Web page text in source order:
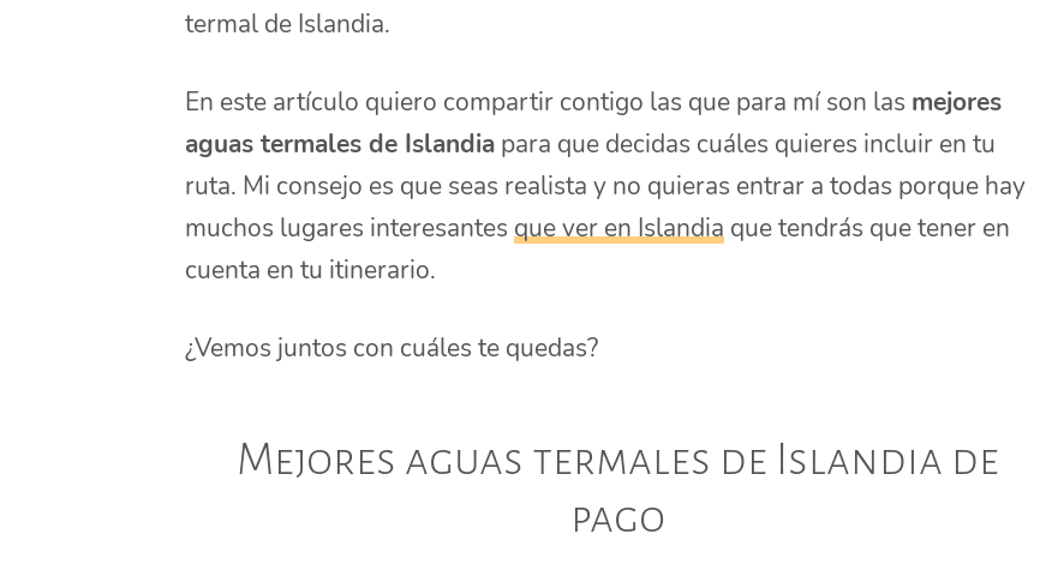
termal de Islandia.
En este artículo quiero compartir contigo las que para mí son las mejores
aguas termales de Islandia para que decidas cuáles quieres incluir en tu
ruta. Mi consejo es que seas realista y no quieras entrar a todas porque hay
muchos lugares interesantesque ver en Islandia que tendrás que tener en
cuenta en tu itinerario.
¿Vemos juntos con cuáles te quedas?
Mejores aguas termales de Islandia de
pago